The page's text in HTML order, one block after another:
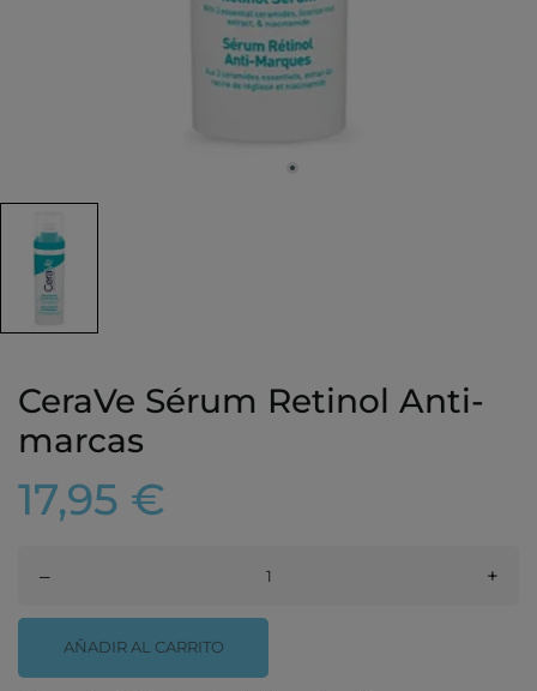
CeraVe Sérum Retinol Anti-
marcas
17,95 €
– +
AÑADIR AL CARRITO